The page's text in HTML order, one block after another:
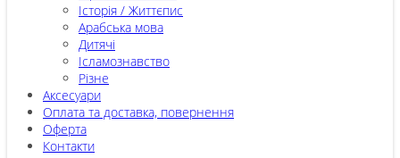
Історія / Життєпис
Арабська мова
Дитячі
Ісламознавство
Різне
Аксесуари
Оплата та доставка, повернення
Оферта
Контакти